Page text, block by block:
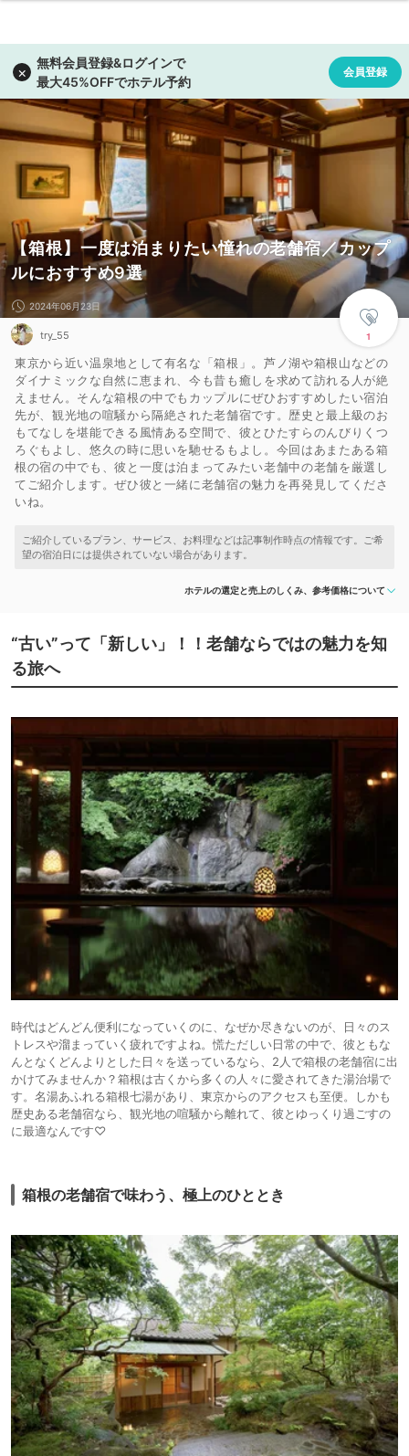
【箱根】一度は泊まりたい憧れの老舗宿／カップ
ルにおすすめ9選
1
2024年06月23日
try_55
東京から近い温泉地として有名な「箱根」。芦ノ湖や箱根山などの
ダイナミックな自然に恵まれ、今も昔も癒しを求めて訪れる人が絶
えません。そんな箱根の中でもカップルにぜひおすすめしたい宿泊
先が、観光地の喧騒から隔絶された老舗宿です。歴史と最上級のお
もてなしを堪能できる風情ある空間で、彼とひたすらのんびりくつ
ろぐもよし、悠久の時に思いを馳せるもよし。今回はあまたある箱
根の宿の中でも、彼と一度は泊まってみたい老舗中の老舗を厳選し
てご紹介します。ぜひ彼と一緒に老舗宿の魅力を再発見してくださ
いね。
ホテルの選定と売上のしくみ、参考価格について
“古い”って「新しい」！！老舗ならではの魅力を知
る旅へ
時代はどんどん便利になっていくのに、なぜか尽きないのが、日々のス
トレスや溜まっていく疲れですよね。慌ただしい日常の中で、彼ともな
んとなくどんよりとした日々を送っているなら、2人で箱根の老舗宿に出
かけてみませんか？箱根は古くから多くの人々に愛されてきた湯治場で
す。名湯あふれる箱根七湯があり、東京からのアクセスも至便。しかも
歴史ある老舗宿なら、観光地の喧騒から離れて、彼とゆっくり過ごすの
に最適なんです♡
箱根の老舗宿で味わう、極上のひととき